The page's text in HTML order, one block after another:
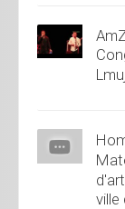
ville